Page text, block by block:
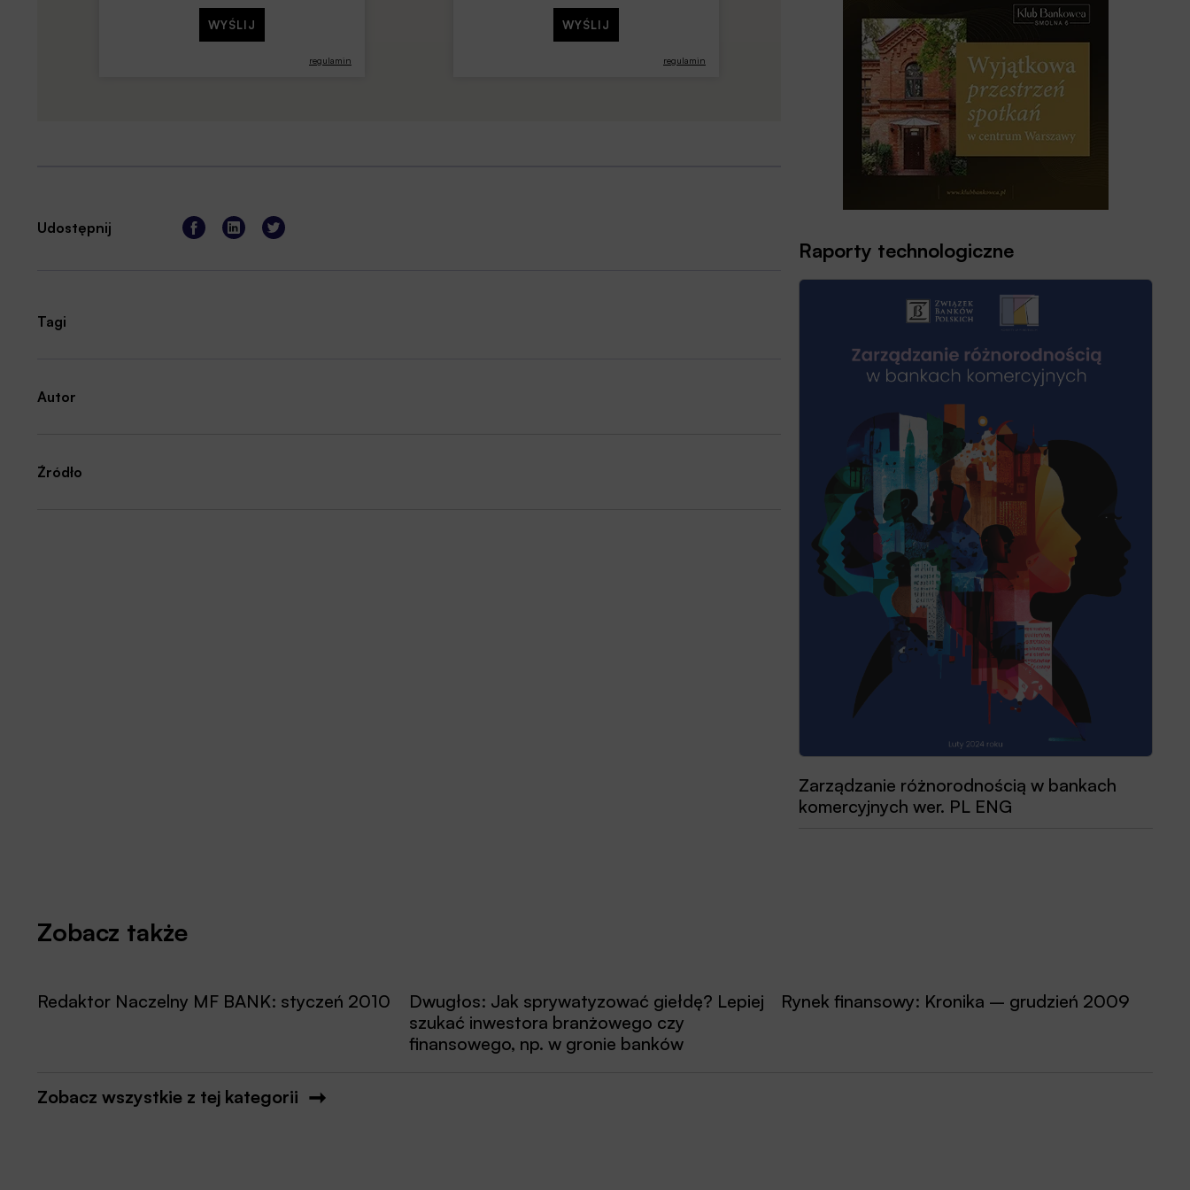
regulamin regulamin
Udostępnij
Tagi
Autor
Źródło
Raporty technologiczne
Zarządzanie różnorodnością w bankach
komercyjnych wer. PL ENG
Zobacz także
Redaktor Naczelny MF BANK: styczeń 2010
Dwugłos: Jak sprywatyzować giełdę? Lepiej
szukać inwestora branżowego czy
finansowego, np. w gronie banków
Rynek finansowy: Kronika – grudzień 2009
Zobacz wszystkie z tej kategorii